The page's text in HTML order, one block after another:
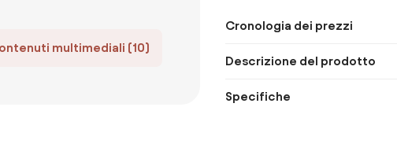
multimediali (10)
Cronologia dei prezzi
Descrizione del prodotto
Specifiche